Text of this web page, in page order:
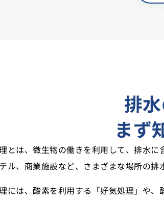
排水に生物処理を行うメリット
排
まず
とは、微生物の働きを利用して、排水
ル、商業施設など、さまざまな場所の排
には、酸素を利用する「好気処理」や